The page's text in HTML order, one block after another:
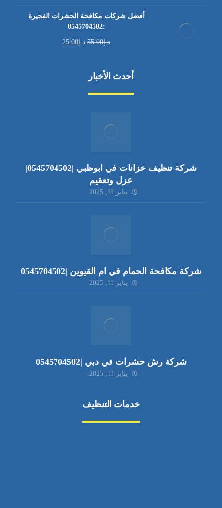
أفضل شركات مكافحة الحشرات الفجيرة
:0545704502
د.إ55.00 د.إ 25.00
أحدث الأخبار
شركة تنظيف خزانات في ابوظبي |0545704502|
عزل وتعقيم
يناير 11, 2025
شركة مكافحة الحمام في ام القيوين |0545704502
يناير 11, 2025
شركة رش حشرات في دبي |0545704502
يناير 11, 2025
خدمات التنظيف